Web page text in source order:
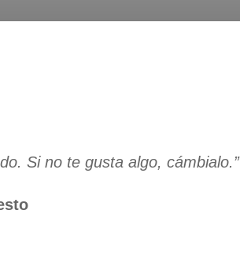
Si no te gusta algo, cámbialo.”